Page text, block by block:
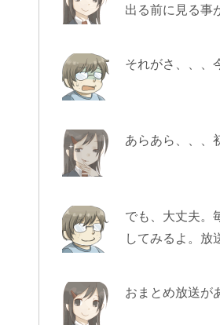
出る前に見る事
それがさ、、、
あらあら、、、
でも、大丈夫。
してみるよ。放
おまとめ放送が